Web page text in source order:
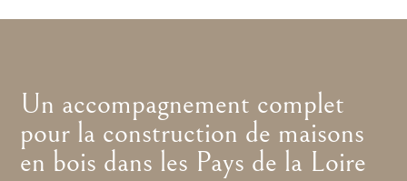
Un accompagnement complet
pour la construction de maisons
en bois dans les Pays de la Loire